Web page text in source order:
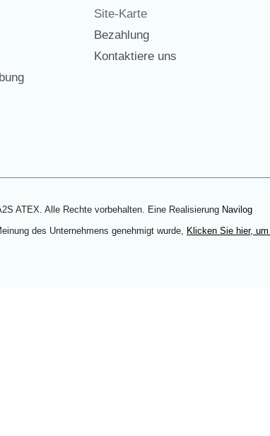
Site-Karte
Bezahlung
Kontaktiere uns
ATEX. Alle Rechte vorbehalten. Eine Realisierung Navilog
des Unternehmens genehmigt wurde, Klicken Sie hier,